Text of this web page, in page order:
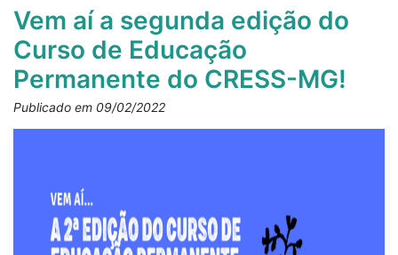
Vem aí a segunda edição do
Curso de Educação
Permanente do CRESS-MG!
Publicado em 09/02/2022